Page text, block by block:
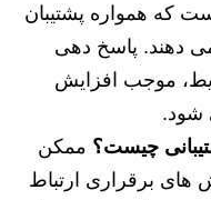
که همواره پشتیبان
دهند. پاسخ دهی
موجب افزایش
شود.
چیست؟ ممکن
های برقراری ارتباط